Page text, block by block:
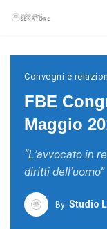
Convegni e
FBE
Maggio
“L’avvocato in
diritti dell’uomo”
By Studio